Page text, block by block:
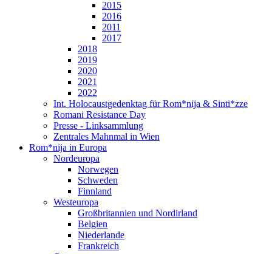
2015
2016
2011
2017
2018
2019
2020
2021
2022
Int. Holocaustgedenktag für Rom*nija & Sinti*zze
Romani Resistance Day
Presse - Linksammlung
Zentrales Mahnmal in Wien
Rom*nija in Europa
Nordeuropa
Norwegen
Schweden
Finnland
Westeuropa
Großbritannien und Nordirland
Belgien
Niederlande
Frankreich